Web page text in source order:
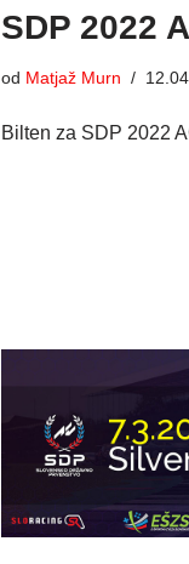
SDP 2022
od Matjaž Murn
Bilten za SDP 2022